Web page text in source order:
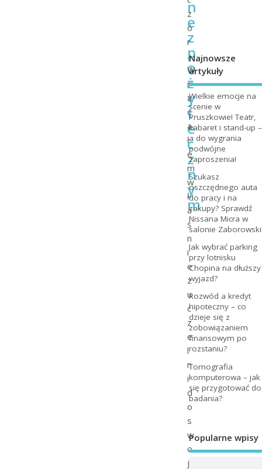
n
e
z
p
o
ż
y
t
e
c
z
n
y
m
z
ó
r
.
W
r
a
c
a
ł
e
m
w
ł
a
ś
n
i
e
z
u
c
z
e
l
n
i
d
o
s
w
o
j
Najnowsze
artykuły
Wielkie emocje na
scenie w
Pruszkowie! Teatr,
kabaret i stand-up –
a do wygrania
podwójne
zaproszenia!
Szukasz
oszczędnego auta
do pracy i na
zakupy? Sprawdź
Nissana Micra w
salonie Zaborowski
Jak wybrać parking
przy lotnisku
Chopina na dłuższy
wyjazd?
Rozwód a kredyt
hipoteczny – co
dzieje się z
zobowiązaniem
finansowym po
rozstaniu?
Tomografia
komputerowa – jak
się przygotować do
badania?
Popularne wpisy